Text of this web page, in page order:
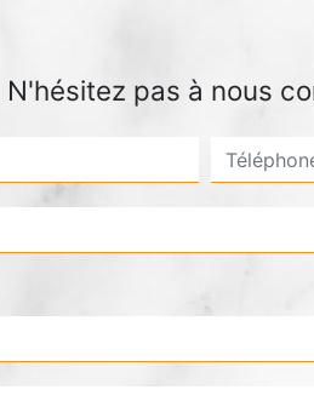
N'hésitez pas à nous